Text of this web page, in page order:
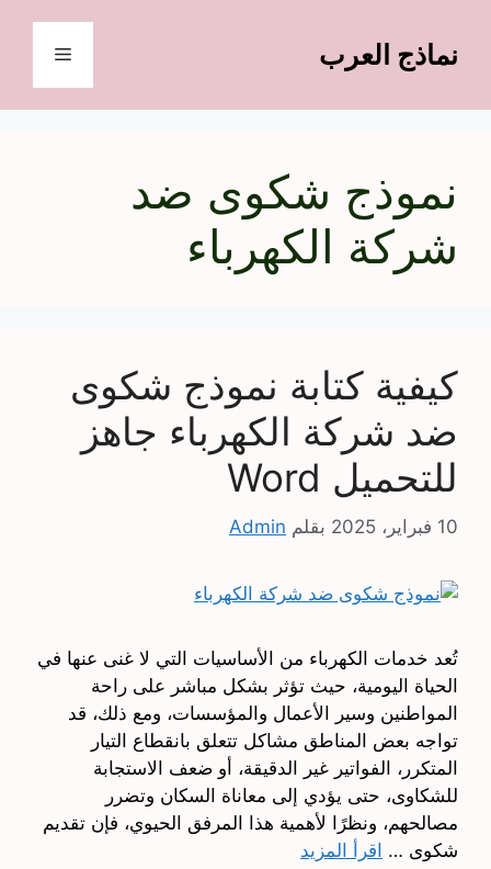
المحتوىنماذج العرب القائمة
نموذج شكوى ضد
شركة الكهرباء
كيفية كتابة نموذج شكوى
ضد شركة الكهرباء جاهز
للتحميل Word
10 فبراير، 2025 بقلم Admin
تُعد خدمات الكهرباء من الأساسيات التي لا غنى عنها في
الحياة اليومية، حيث تؤثر بشكل مباشر على راحة
المواطنين وسير الأعمال والمؤسسات، ومع ذلك، قد
تواجه بعض المناطق مشاكل تتعلق بانقطاع التيار
المتكرر، الفواتير غير الدقيقة، أو ضعف الاستجابة
للشكاوى، حتى يؤدي إلى معاناة السكان وتضرر
مصالحهم، ونظرًا لأهمية هذا المرفق الحيوي، فإن تقديم
شكوى … اقرأ المزيد